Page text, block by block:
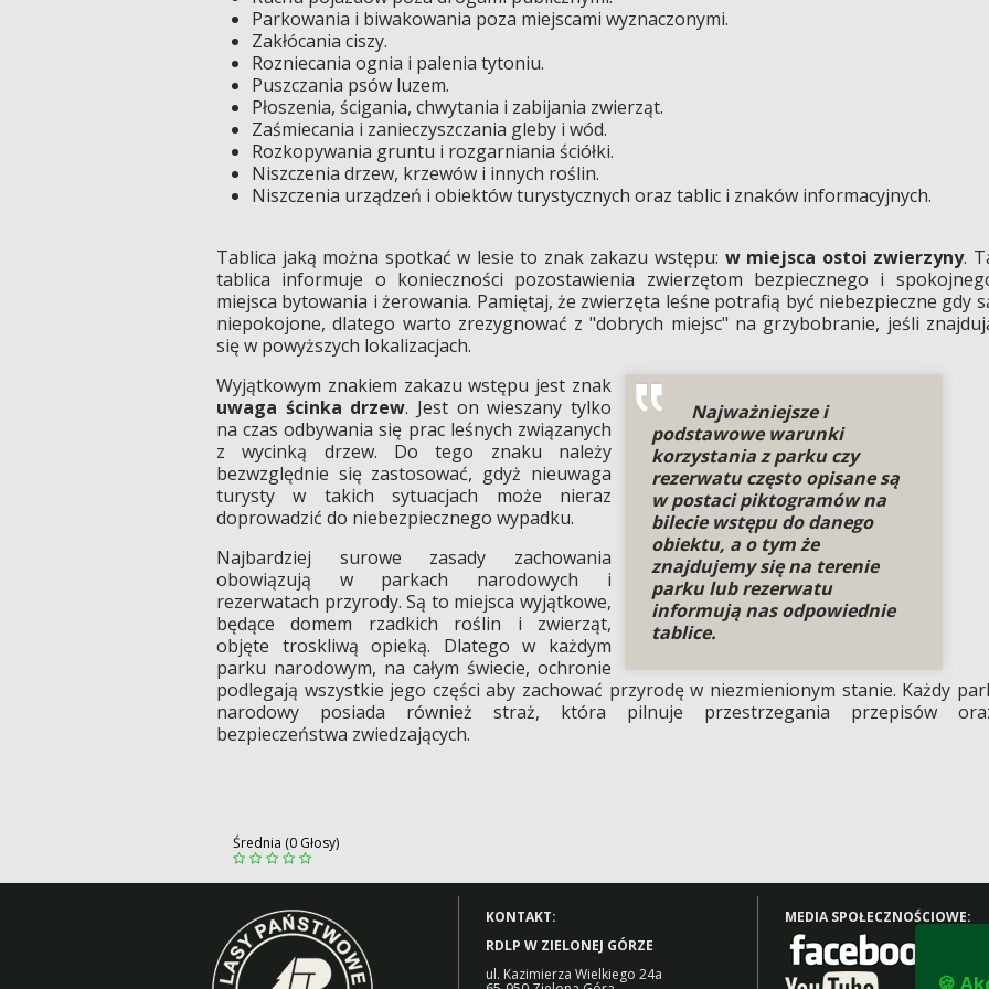
Parkowania i biwakowania poza miejscami wyznaczonymi.
Zakłócania ciszy.
Rozniecania ognia i palenia tytoniu.
Puszczania psów luzem.
Płoszenia, ścigania, chwytania i zabijania zwierząt.
Zaśmiecania i zanieczyszczania gleby i wód.
Rozkopywania gruntu i rozgarniania ściółki.
Niszczenia drzew, krzewów i innych roślin.
Niszczenia urządzeń i obiektów turystycznych oraz tablic i znaków informacyjnych.
Tablica jaką można spotkać w lesie to znak zakazu wstępu: w miejsca ostoi zwierzyny.
tablica informuje o konieczności pozostawienia zwierzętom bezpiecznego i
miejsca bytowania i żerowania. Pamiętaj, że zwierzęta leśne potrafią być niebezpieczne gdy
niepokojone, dlatego warto zrezygnować z "dobrych miejsc" na grzybobranie, jeśli
się w powyższych lokalizacjach.
Najważniejsze i
podstawowe warunki
korzystania z parku czy
rezerwatu często opisane są
w postaci piktogramów na
bilecie wstępu do danego
obiektu, a o tym że
znajdujemy się na terenie
parku lub rezerwatu
informują nas odpowiednie
tablice.
Wyjątkowym znakiem zakazu wstępu jest znak
uwaga ścinka drzew. Jest on wieszany tylko
na czas odbywania się prac leśnych związanych
z wycinką drzew. Do tego znaku należy
bezwzględnie się zastosować, gdyż nieuwaga
turysty w takich sytuacjach może nieraz
doprowadzić do niebezpiecznego wypadku.
Najbardziej surowe zasady zachowania
obowiązują w parkach narodowych i
rezerwatach przyrody. Są to miejsca wyjątkowe,
będące domem rzadkich roślin i zwierząt,
objęte troskliwą opieką. Dlatego w każdym
parku narodowym, na całym świecie, ochronie
podlegają wszystkie jego części aby zachować przyrodę w niezmienionym stanie. Każdy
narodowy posiada również straż, która pilnuje przestrzegania przepisów
bezpieczeństwa zwiedzających.
Średnia (0 Głosy)
KONTAKT:
RDLP W ZIELONEJ GÓRZE
ul. Kazimierza Wielkiego 24a
MEDIA SPOŁECZNOŚCIOWE:
🍪